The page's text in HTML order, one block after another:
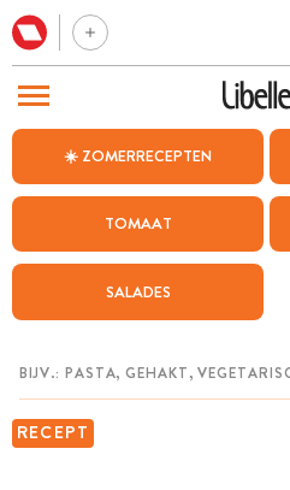
☀️ ZOMERRECEPTEN
TOMAAT
SALADES
RECEPT
BEZOEK ONZE ANDERE WEBSITES
WEEKMENU
CHAT MET MAIA
MIJN BEWAARDE RECEPTEN